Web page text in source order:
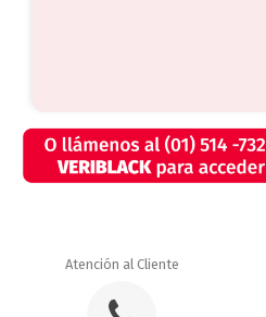
Atención al Cliente